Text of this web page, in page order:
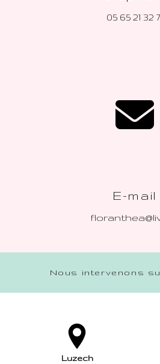
05 65 21 32
E-mail
Nous intervenons
Luzech